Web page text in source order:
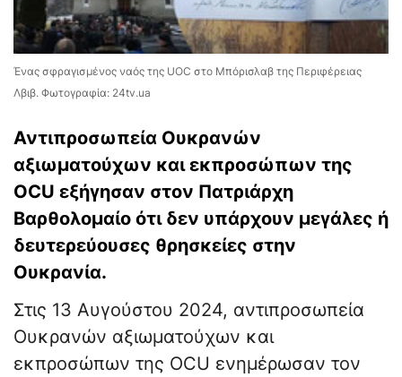
Ένας σφραγισμένος ναός της UOC στο Μπόρισλαβ της Περιφέρειας
Λβιβ. Φωτογραφία: 24tv.ua
Αντιπροσωπεία Ουκρανών
αξιωματούχων και εκπροσώπων της
OCU εξήγησαν στον Πατριάρχη
Βαρθολομαίο ότι δεν υπάρχουν μεγάλες ή
δευτερεύουσες θρησκείες στην
Ουκρανία.
Στις 13 Αυγούστου 2024, αντιπροσωπεία
Ουκρανών αξιωματούχων και
εκπροσώπων της OCU ενημέρωσαν τον